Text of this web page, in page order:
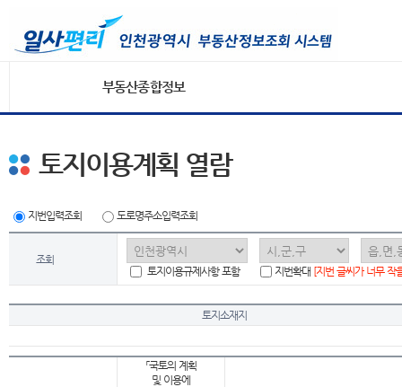
부동산종합정보
토지이용계획 열람
지번입력조회 도로명주소입력조회
조회
토지이용규제사항 포함
지번확대 [지번 글씨가 너무 작
토지소재지
「국토의 계획
및 이용에